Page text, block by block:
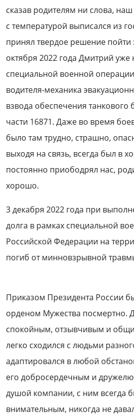
сказав родителям ни слова,
с температурой выписался из
принял твердое решение
октября 2022 года Дмитрий уже
специальной военной
водителя-механика
взвода обеспечения танкового
части 16871. Даже во время
было там трудно, страшно,
выходя на связь, всегда был в
постоянно приободрял нас,
хорошо.
3 декабря 2022 года при
долга в рамках специальной
Российской Федерации на
погиб от минновзрывной
Приказом Президента России
орденом Мужества посмертно.
спокойным, отзывчивым и
легко сходился с людьми
адаптировался в любой
его добросердечным и
душой компании, с ним всегда
внимательным, никогда не